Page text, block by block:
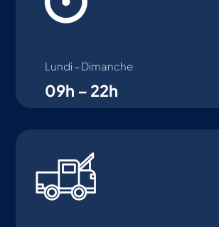
Lundi – Dimanche
09h – 22h